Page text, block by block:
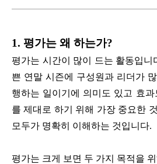
1. 평가는 왜 하는가?
평가는 시간이 많이 드는 활동입니
쁜 연말 시즌에 구성원과 리더가
행하는 일이기에 의미도 있고 효
를 제대로 하기 위해 가장 중요한
모두가 명확히 이해하는 것입니다.
평가는 크게 보면 두 가지 목적을